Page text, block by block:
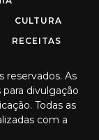
CULTURA
RECEITAS
reservados. As
divulgação
Todas as
com a